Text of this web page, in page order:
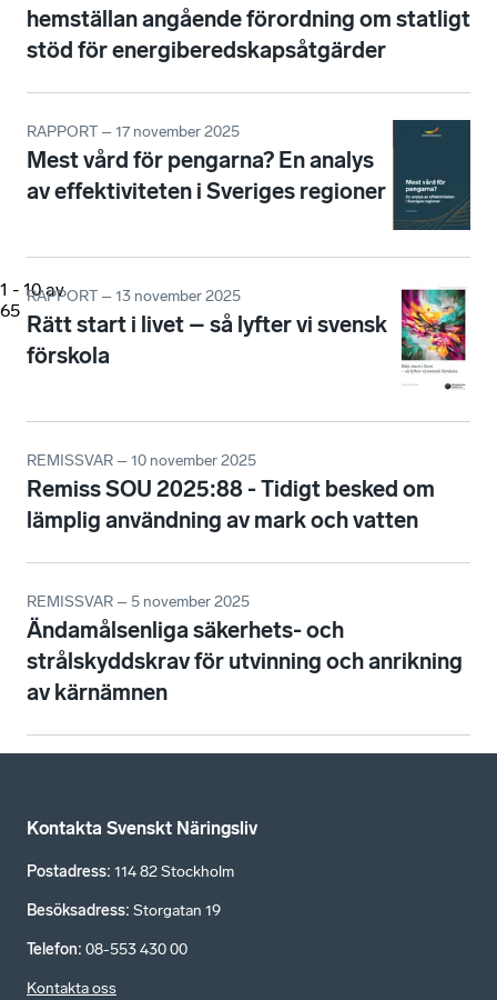
1 - 10 av
65
hemställan angående förordning om statligt
stöd för energiberedskapsåtgärder
RAPPORT – 17 november 2025
Mest vård för pengarna? En analys
av effektiviteten i Sveriges regioner
RAPPORT – 13 november 2025
Rätt start i livet – så lyfter vi svensk
förskola
REMISSVAR – 10 november 2025
Remiss SOU 2025:88 - Tidigt besked om
lämplig användning av mark och vatten
REMISSVAR – 5 november 2025
Ändamålsenliga säkerhets- och
strålskyddskrav för utvinning och anrikning
av kärnämnen
Kontakta Svenskt Näringsliv
Postadress: 114 82 Stockholm
Besöksadress: Storgatan 19
Telefon: 08-553 430 00
Kontakta oss